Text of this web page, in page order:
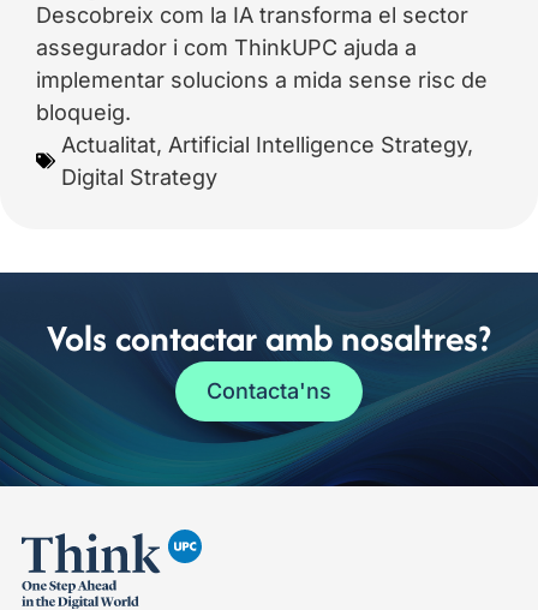
Descobreix com la IA transforma el sector
assegurador i com ThinkUPC ajuda a
implementar solucions a mida sense risc de
bloqueig.
Actualitat, Artificial Intelligence Strategy,
Digital Strategy
Vols contactar amb nosaltres?
Contacta'ns